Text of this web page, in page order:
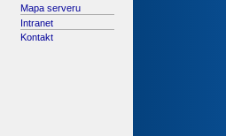
Mapa serveru
Intranet
Kontakt